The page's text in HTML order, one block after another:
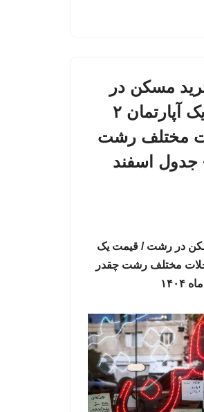
مسکن در
رشت / قیمت یک آپارتمان ۲
مختلف رشت
اسفند
در رشت / قیمت یک
در محلات مختلف رشت چقدر